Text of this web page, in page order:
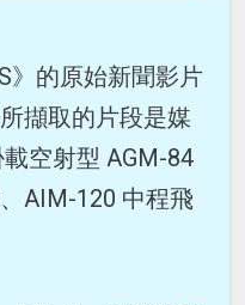
》的原始新聞影片
擷取的片段是媒
空射型 AGM-84
AIM-120 中程飛